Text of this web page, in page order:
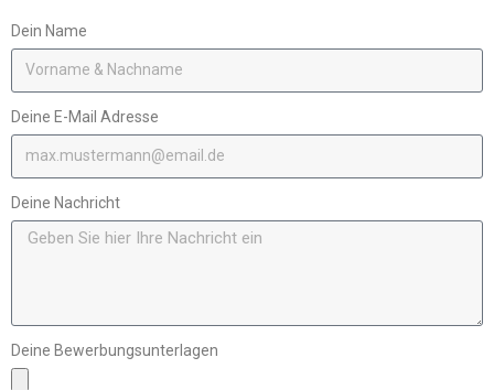
Dein Name
Deine E-Mail Adresse
Deine Nachricht
Deine Bewerbungsunterlagen